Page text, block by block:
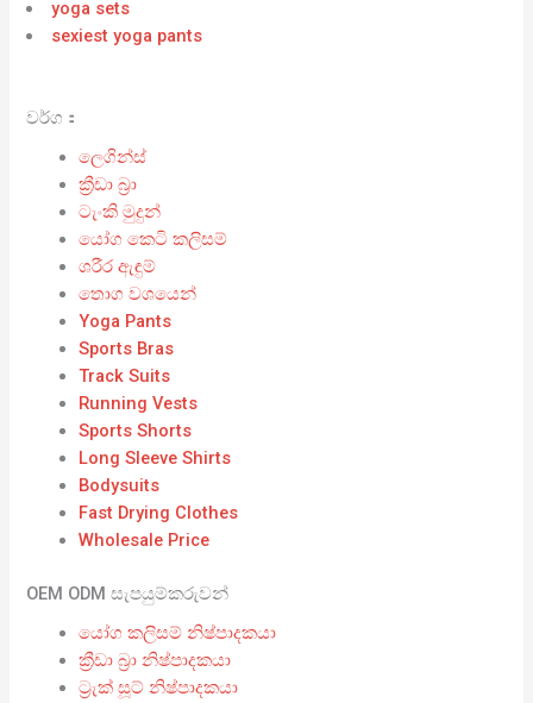
yoga sets
sexiest yoga pants
වර්ග：
ලෙගින්ස්
ක්‍රීඩා බ්‍රා
ටැංකි මුදුන්
යෝග කෙටි කලිසම්
ශරීර ඇඳුම්
තොග වශයෙන්
Yoga Pants
Sports Bras
Track Suits
Running Vests
Sports Shorts
Long Sleeve Shirts
Bodysuits
Fast Drying Clothes
Wholesale Price
OEM ODM සැපයුම්කරුවන්
යෝග කලිසම් නිෂ්පාදකයා
ක්‍රීඩා බ්‍රා නිෂ්පාදකයා
ට්‍රැක් සූට් නිෂ්පාදකයා